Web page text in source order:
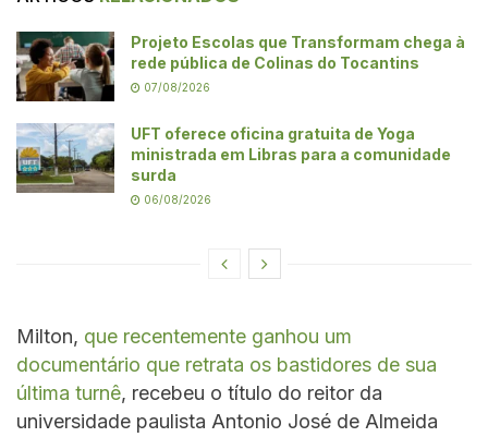
Projeto Escolas que Transformam chega à
rede pública de Colinas do Tocantins
07/08/2026
UFT oferece oficina gratuita de Yoga
ministrada em Libras para a comunidade
surda
06/08/2026
Milton, que recentemente ganhou um
documentário que retrata os bastidores de sua
última turnê, recebeu o título do reitor da
universidade paulista Antonio José de Almeida